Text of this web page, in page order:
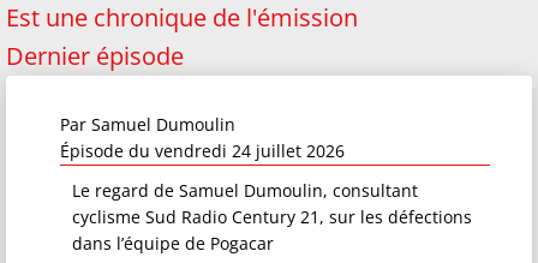
Est une chronique de l'émission
Dernier épisode
Par Samuel Dumoulin
Épisode du vendredi 24 juillet 2026
Le regard de Samuel Dumoulin, consultant
cyclisme Sud Radio Century 21, sur les défections
dans l’équipe de Pogacar